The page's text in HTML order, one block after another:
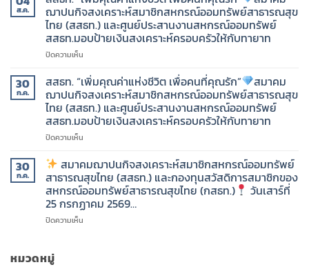
(สสธท.)
และ
กองทุน
สวัสดิการ
สหกรณ์
ออม
ทรัพย์
สาธารณสุข
ไทย
เสาร์
ที่
1
สิงหาคม
สงเคราะห์
สมาชิก
สหกรณ์
ออม
ไทย
(สสธท.)
และ
กองทุน
สวัสดิการ
ออม
ทรัพย์
สาธารณสุข
ไทย
ส.ค. ฌาปนกิจสงเคราะห์สมาชิกสหกรณ์ออมทรัพย์สาธารณสุข
ไทย (สสธท.) และศูนย์ประสานงานสหกรณ์ออมทรัพย์
สสธท.มอบป้ายเงินสงเคราะห์ครอบครัวให้กับทายาท
ปิดความเห็น
“เพิ่ม
คุณค่า
แห่ง
ชีวิต
เพื่อ
รัก”
สมาคม
ฌาปนกิจ
30
ก.ค.
สสธท. “เพิ่มคุณค่าแห่งชีวิต เพื่อคนที่คุณรัก” สมาคม
ฌาปนกิจสงเคราะห์สมาชิกสหกรณ์ออมทรัพย์สาธารณสุข
ไทย (สสธท.) และศูนย์ประสานงานสหกรณ์ออมทรัพย์
สสธท.มอบป้ายเงินสงเคราะห์ครอบครัวให้กับทายาท
ปิดความเห็น
“เพิ่ม
คุณค่า
แห่ง
ชีวิต
เพื่อ
30
ก.ค.
สมาคมฌาปนกิจสงเคราะห์สมาชิกสหกรณ์ออมทรัพย์
สาธารณสุขไทย (สสธท.) และกองทุนสวัสดิการสมาชิกของ
สหกรณ์ออมทรัพย์สาธารณสุขไทย (กสธท.) วันเสาร์ที่
25 กรกฏาคม 2569…
ปิดความเห็น
หมวดหมู่